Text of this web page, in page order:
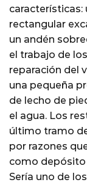
características:
rectangular
un andén
el trabajo de
reparación del
una pequeña
de lecho de
el agua. Los
último tramo
por razones
como depósito
Sería uno de